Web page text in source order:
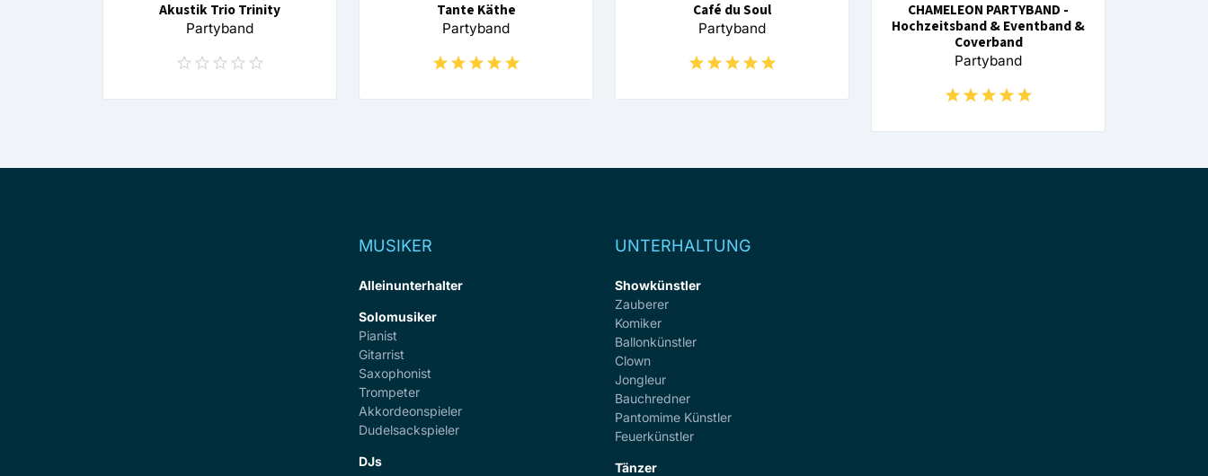
Akustik Trio Trinity
Partyband
Tante Käthe
Partyband
Café du Soul
Partyband
CHAMELEON PARTYBAND -
Hochzeitsband & Eventband &
Coverband
Partyband
MUSIKER
Alleinunterhalter
Solomusiker
Pianist
Gitarrist
Saxophonist
Trompeter
Akkordeonspieler
Dudelsackspieler
DJs
UNTERHALTUNG
Showkünstler
Zauberer
Komiker
Ballonkünstler
Clown
Jongleur
Bauchredner
Pantomime Künstler
Feuerkünstler
Tänzer